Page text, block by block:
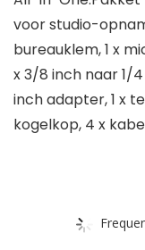
voor studio-
bureauklem, 1 x
x 3/8 inch naar 1/
inch adapter, 1 x
kogelkop, 4 x